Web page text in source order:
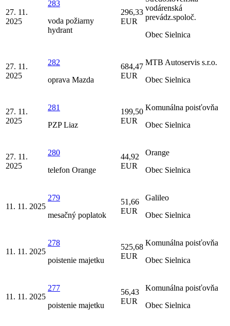
27. 11.
2025
283
voda požiarny
hydrant
296,33
EUR
vodárenská
prevádz.spoloč.
Obec Sielnica
27. 11.
2025
282
oprava Mazda
684,47
EUR
MTB Autoservis s.r.o.
Obec Sielnica
27. 11.
2025
281
PZP Liaz
199,50
EUR
Komunálna poisťovňa
Obec Sielnica
27. 11.
2025
280
telefon Orange
44,92
EUR
Orange
Obec Sielnica
11. 11. 2025
279
mesačný poplatok
51,66
EUR
Galileo
Obec Sielnica
11. 11. 2025
278
poistenie majetku
525,68
EUR
Komunálna poisťovňa
Obec Sielnica
11. 11. 2025
277
poistenie majetku
56,43
EUR
Komunálna poisťovňa
Obec Sielnica